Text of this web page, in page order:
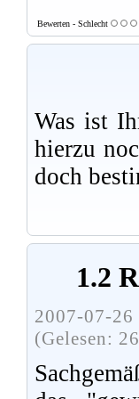
Bewerten - Schlecht
Was ist
hierzu
doch
1.2
2007-07-
(Gelesen: